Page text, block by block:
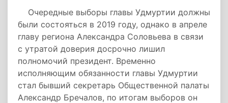
Очередные выборы главы Удмуртии должны
были состояться в 2019 году, однако в апреле
главу региона Александра Соловьева в связи
с утратой доверия досрочно лишил
полномочий президент. Временно
исполняющим обязанности главы Удмуртии
стал бывший секретарь Общественной палаты
Александр Бречалов, по итогам выборов он